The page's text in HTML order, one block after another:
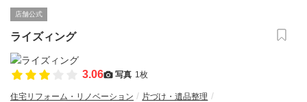
店舗公式
ライズィング
3.06 写真 1枚
住宅リフォーム・リノベーション
片づけ・遺品整理